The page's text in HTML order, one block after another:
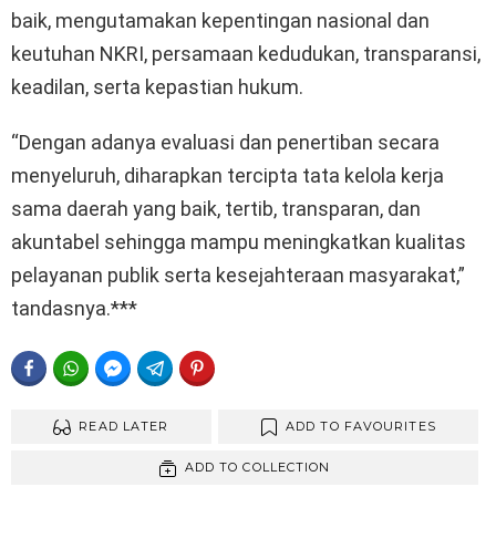
baik, mengutamakan kepentingan nasional dan
keutuhan NKRI, persamaan kedudukan, transparansi,
keadilan, serta kepastian hukum.
“Dengan adanya evaluasi dan penertiban secara
menyeluruh, diharapkan tercipta tata kelola kerja
sama daerah yang baik, tertib, transparan, dan
akuntabel sehingga mampu meningkatkan kualitas
pelayanan publik serta kesejahteraan masyarakat,”
tandasnya.***
FACEBOOKWHATSAPPFACEBOOK MESSENGER
TELEGRAM
READ LATER ADD TO FAVOURITES
ADD TO COLLECTION